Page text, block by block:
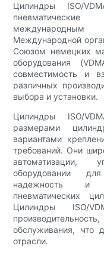
Цилиндры ISO/
международным
Международной
Союзом немецких
оборудования
совместимость и
различных
выбора и установки.
Цилиндры ISO/
размерами
вариантами
требований. Они
автоматизации,
оборудовании
надежность и
пневматических
Цилиндры ISO/
обслуживания, что
отрасли.